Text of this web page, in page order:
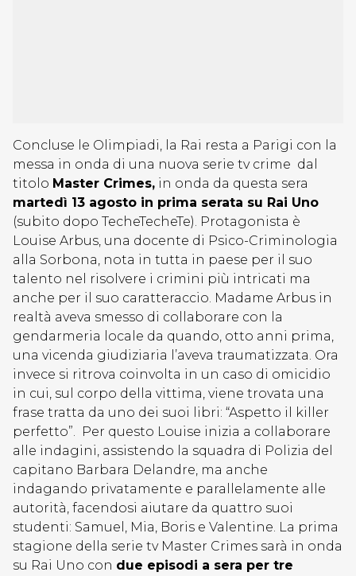
Concluse le Olimpiadi, la Rai resta a Parigi con la
messa in onda di una nuova serie tv crime dal
titolo Master Crimes, in onda da questa sera
martedì 13 agosto in prima serata su Rai Uno
(subito dopo TecheTecheTe). Protagonista è
Louise Arbus, una docente di Psico-Criminologia
alla Sorbona, nota in tutta in paese per il suo
talento nel risolvere i crimini più intricati ma
anche per il suo caratteraccio. Madame Arbus in
realtà aveva smesso di collaborare con la
gendarmeria locale da quando, otto anni prima,
una vicenda giudiziaria l’aveva traumatizzata. Ora
invece si ritrova coinvolta in un caso di omicidio
in cui, sul corpo della vittima, viene trovata una
frase tratta da uno dei suoi libri: “Aspetto il killer
perfetto”. Per questo Louise inizia a collaborare
alle indagini, assistendo la squadra di Polizia del
capitano Barbara Delandre, ma anche
indagando privatamente e parallelamente alle
autorità, facendosi aiutare da quattro suoi
studenti: Samuel, Mia, Boris e Valentine. La prima
stagione della serie tv Master Crimes sarà in onda
su Rai Uno con due episodi a sera per tre